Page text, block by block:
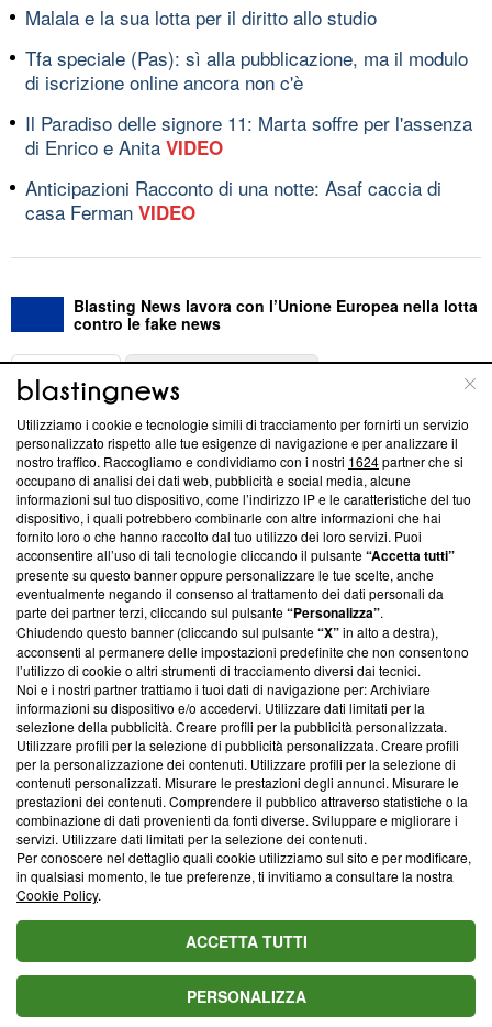
Malala e la sua lotta per il diritto allo studio
Tfa speciale (Pas): sì alla pubblicazione, ma il modulo
di iscrizione online ancora non c'è
Il Paradiso delle signore 11: Marta soffre per l'assenza
di Enrico e Anita VIDEO
Anticipazioni Racconto di una notte: Asaf caccia di
casa Ferman VIDEO
Blasting News lavora con l’Unione Europea nella lotta
contro le fake news
ABOUT
Questa sezione offre informazioni trasparenti su Blasting
News, sui nostri processi editoriali e su come ci impegniamo a
creare news di qualità. Inoltre, afferma la nostra aderenza a
‘Trust Project - News with Integrity’Blasting News non è
ancora membro del programma, ma ha richiesto di farne
parte; Trust Project non ha ancora effettuato una verifica di
conformità agli standard.
Su di noi
Team editoriale
Corporate
Redazione
Informativa Privacy
Cookie Policy
Blasting SA, IDI CHE-247.845.224, Via Carlo Frasca, 3 - 6900
Lugano (Svizzera) Tel:+39 0690258937
© 2026 Blasting News
Utilizziamo i cookie e tecnologie simili di tracciamento per fornirti un servizio
personalizzato rispetto alle tue esigenze di navigazione e per analizzare il
nostro traffico. Raccogliamo e condividiamo con i nostri 1624partner che si
occupano di analisi dei dati web, pubblicità e social media, alcune
informazioni sul tuo dispositivo, come l’indirizzo IP e le caratteristiche del tuo
dispositivo, i quali potrebbero combinarle con altre informazioni che hai
fornito loro o che hanno raccolto dal tuo utilizzo dei loro servizi. Puoi
acconsentire all’uso di tali tecnologie cliccando il pulsante“Accetta tutti”
presente su questo banner oppure personalizzare le tue scelte, anche
eventualmente negando il consenso al trattamento dei dati personali da
parte dei partner terzi, cliccando sul pulsante“Personalizza”.
Chiudendo questo banner (cliccando sul pulsante“X”in alto a destra),
acconsenti al permanere delle impostazioni predefinite che non consentono
l’utilizzo di cookie o altri strumenti di tracciamento diversi dai tecnici.
Noi e i nostri partner trattiamo i tuoi dati di navigazione per: Archiviare
informazioni su dispositivo e/o accedervi. Utilizzare dati limitati per la
selezione della pubblicità. Creare profili per la pubblicità personalizzata.
Utilizzare profili per la selezione di pubblicità personalizzata. Creare profili
per la personalizzazione dei contenuti. Utilizzare profili per la selezione di
contenuti personalizzati. Misurare le prestazioni degli annunci. Misurare le
prestazioni dei contenuti. Comprendere il pubblico attraverso statistiche o la
combinazione di dati provenienti da fonti diverse. Sviluppare e migliorare i
servizi. Utilizzare dati limitati per la selezione dei contenuti.
Per conoscere nel dettaglio quali cookie utilizziamo sul sito e per modificare,
in qualsiasi momento, le tue preferenze, ti invitiamo a consultare la nostra
Cookie Policy.
ACCETTA TUTTI
PERSONALIZZA